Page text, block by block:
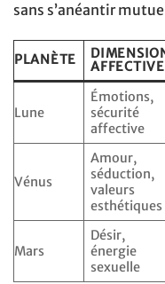
sans s’anéantir
PLANÈTE
AFFECTIVE
Lune
Émotions,
sécurité
affective
Vénus
Amour,
séduction,
valeurs
esthétiques
Mars
Désir,
énergie
sexuelle